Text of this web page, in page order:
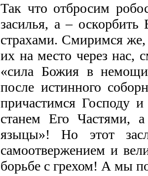
Так что отбросим
засилья, а –
страхами. Смиримся же,
их на место через нас,
«сила Божия в
после истинного
причастимся Господу
станем Его Частями,
языцы»! Но этот
самоотвержением и
борьбе с грехом! А мы